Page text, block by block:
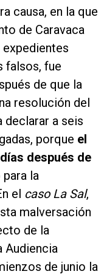
causa, en la que
de Caravaca
expedientes
falsos, fue
de que la
resolución del
declarar a seis
porque el
después de
para la
el caso La Sal,
malversación
de la
Audiencia
de junio la